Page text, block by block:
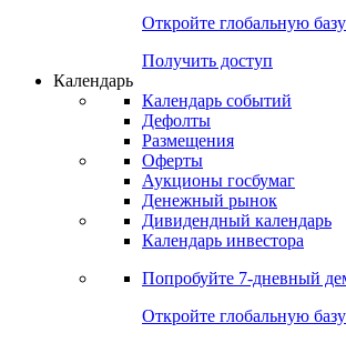
Откройте глобальную
Получить доступ
Календарь
Календарь событий
Дефолты
Размещения
Оферты
Аукционы госбумаг
Денежный рынок
Дивидендный календарь
Календарь инвестора
Попробуйте 7-дневный
Откройте глобальную